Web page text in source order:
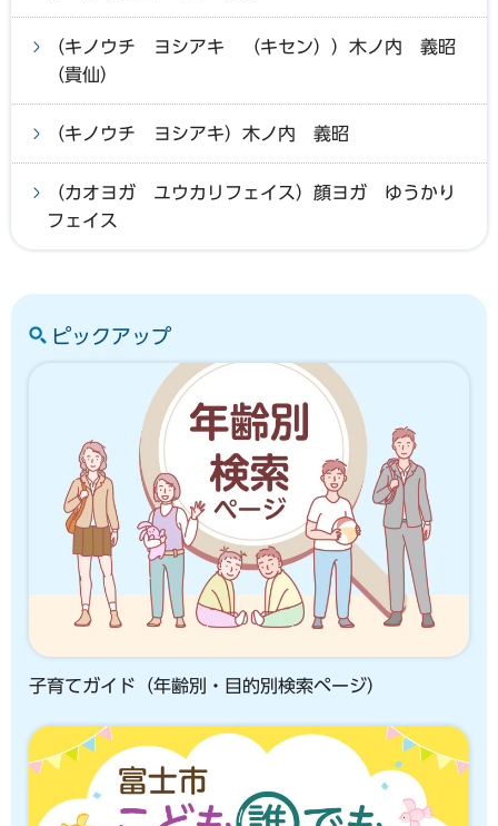
（キノウチ ヨシアキ （キセン））木ノ内 義昭
（貴仙）
（キノウチ ヨシアキ）木ノ内 義昭
（カオヨガ ユウカリフェイス）顔ヨガ ゆうかり
フェイス
ピックアップ
子育てガイド（年齢別・目的別検索ページ）